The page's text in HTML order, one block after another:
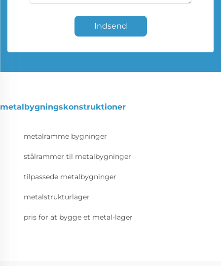
Indsend
metalbygningskonstruktioner
metalramme bygninger
stålrammer til metalbygninger
tilpassede metalbygninger
metalstrukturlager
pris for at bygge et metal-lager